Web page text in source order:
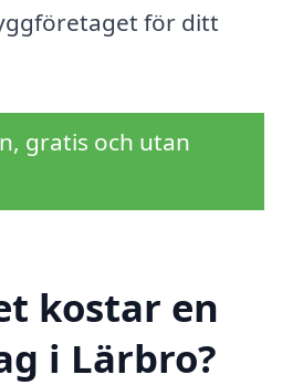
för ditt
gratis och utan
kostar en
i Lärbro?